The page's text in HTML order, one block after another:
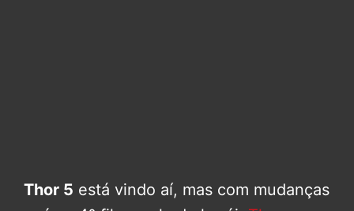
Thor 5 está vindo aí, mas com mudanças